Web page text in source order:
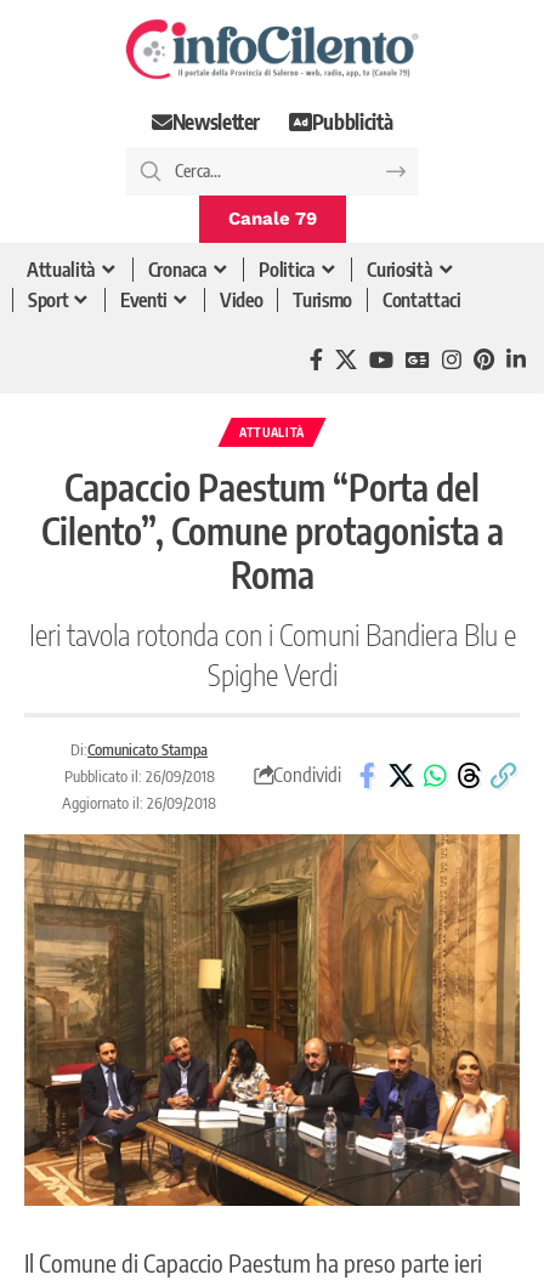
Newsletter Pubblicità
Canale 79
Attualità Cronaca Politica
Curiosità
Sport
Eventi Video Turismo Contattaci
ATTUALITÀ
Capaccio Paestum “Porta del
Cilento”, Comune protagonista a
Roma
Ieri tavola rotonda con i Comuni Bandiera Blu e
Spighe Verdi
Di:Comunicato Stampa
Pubblicato il: 26/09/2018
Aggiornato il: 26/09/2018
Condividi
Il Comune di Capaccio Paestum ha preso parte ieri